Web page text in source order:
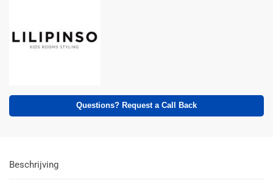
Questions? Request a Call Back
Beschrijving